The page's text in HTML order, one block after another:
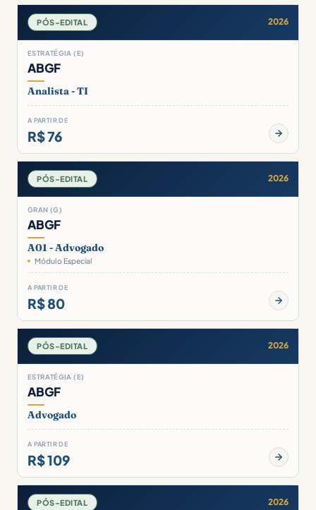
PÓS-EDITAL 2026
ESTRATÉGIA (E)
ABGF
Analista - TI
A PARTIR DE
R$ 76
PÓS-EDITAL 2026
GRAN (G)
ABGF
A01 - Advogado
Módulo Especial
A PARTIR DE
R$ 80
PÓS-EDITAL 2026
ESTRATÉGIA (E)
ABGF
Advogado
A PARTIR DE
R$ 109
PÓS-EDITAL 2026